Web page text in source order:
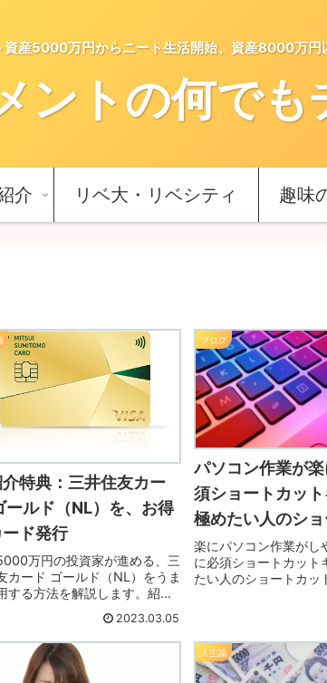
産5000万円からニート生活開始、資産8000万円
ントの何でも
介 リベ大・リベシティ 趣味
介特典：三井住友カー
ールド（NL）を、お得
ド発行
万円の投資家が進める、三
カード ゴールド（NL）をうま
する方法を解説します。紹介
むことが出来ますので、試し
ください。Oliveフレキシブル
ールドも紹介コードあります
2023.03.05
ブログ
パソコン作業が
須ショートカット
極めたい人のシ
トキー
楽にパソコン作業がし
に必須ショートカット
たい人のショートカッ
要な分のみを覚えてい
ピードＵＰになります
こんなキーがあったと
ると良いですね。
人生論